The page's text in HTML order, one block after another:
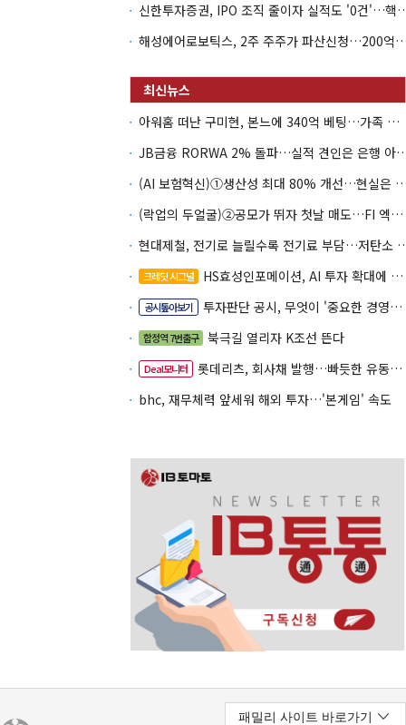
신한투자증권, IPO 조직 줄
해성에어로보틱스, 2주 주주가 파산
아워홈 떠난 구미현, 본느에 340억 베팅…가족 지배체제 구축
JB금융 RORWA 2% 돌파…실
(AI 보험혁신)①생산성 최대 80%
(락업의 두얼굴)②공모가 뛰자 첫날 매도…FI 엑시트 전략 갈렸다
현대제철, 전기로 늘릴수록
크레딧 시그널 HS효성인포메이션, AI 투자 확대에 실적 체력 강화
공시톺아보기 투자판단 공시, 무엇이 '중요한 경영사항'일까
합정역 7번출구 북극길 열리자 K조선 뜬다
Deal모니터
롯데리츠, 회사채 발행…빠듯한 유동성 차환으로 대응
bhc, 재무체력 앞세워 해외 투자…'본게임' 속도